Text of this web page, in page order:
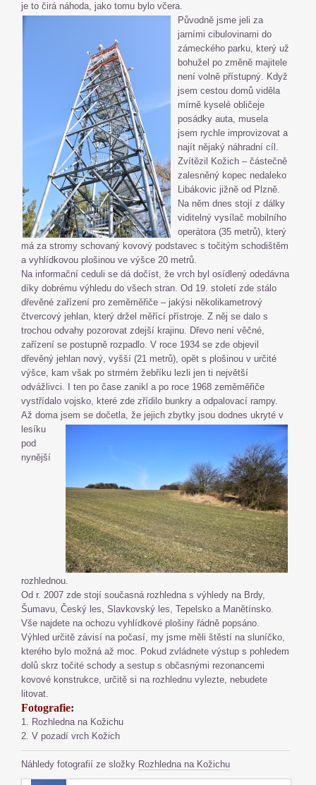
je to čirá náhoda, jako tomu bylo včera.
Původně jsme jeli za
jarními cibulovinami do
zámeckého parku, který už
bohužel po změně majitele
není volně přístupný. Když
jsem cestou domů viděla
mírně kyselé obličeje
posádky auta, musela
jsem rychle improvizovat a
najít nějaký náhradní cíl.
Zvítězil Kožich – částečně
zalesněný kopec nedaleko
Libákovic jižně od Plzně.
Na něm dnes stojí z dálky
viditelný vysílač mobilního
operátora (35 metrů), který
má za stromy schovaný kovový podstavec s točitým schodištěm
a vyhlídkovou plošinou ve výšce 20 metrů.
Na informační ceduli se dá dočíst, že vrch byl osídlený odedávna
díky dobrému výhledu do všech stran. Od 19. století zde stálo
dřevěné zařízení pro zeměměřiče – jakýsi několikametrový
čtvercový jehlan, který držel měřící přístroje. Z něj se dalo s
trochou odvahy pozorovat zdejší krajinu. Dřevo není věčné,
zařízení se postupně rozpadlo. V roce 1934 se zde objevil
dřevěný jehlan nový, vyšší (21 metrů), opět s plošinou v určité
výšce, kam však po strmém žebříku lezli jen ti největší
odvážlivci. I ten po čase zanikl a po roce 1968 zeměměřiče
vystřídalo vojsko, které zde zřídilo bunkry a odpalovací rampy.
Až doma jsem se dočetla, že jejich zbytky jsou dodnes ukryté v
lesíku
pod
nynější
rozhlednou.
Od r. 2007 zde stojí současná rozhledna s výhledy na Brdy,
Šumavu, Český les, Slavkovský les, Tepelsko a Manětínsko.
Vše najdete na ochozu vyhlídkové plošiny řádně popsáno.
Výhled určitě závisí na počasí, my jsme měli štěstí na sluníčko,
kterého bylo možná až moc. Pokud zvládnete výstup s pohledem
dolů skrz točité schody a sestup s občasnými rezonancemi
kovové konstrukce, určitě si na rozhlednu vylezte, nebudete
litovat.
Fotografie:
1. Rozhledna na Kožichu
2. V pozadí vrch Kožich
Náhledy fotografií ze složky Rozhledna na Kožichu